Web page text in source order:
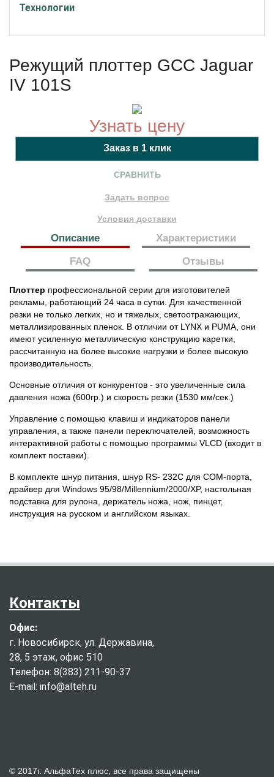
Технологии
Режущий плоттер GCC Jaguar
IV 101S
Узнать цену
СРАВНИТЬ
Задать вопрос
Условия доставки
Описание
Характеристики
FAQ
Отзывы
Плоттер профессиональной серии для изготовителей
рекламы, работающий 24 часа в сутки. Для качественной
резки не только легких, но и тяжелых, светоотражающих,
металлизированных пленок. В отличии от LYNX и PUMA, они
имеют усиленную металлическую конструкцию каретки,
рассчитанную на более высокие нагрузки и более высокую
производительность.
Основные отличия от конкурентов - это увеличенные сила
давления ножа (600гр.) и скорость резки (1530 мм/сек.)
Управление с помощью клавиш и индикаторов панели
управления, а также панели переключателей, возможность
интерактивной работы с помощью программы VLCD (входит в
комплект поставки).
В комплекте шнур питания, шнур RS- 232C для COM-порта,
драйвер для Windows 95/98/Millennium/2000/XP, настольная
подставка для рулона, держатель ножа, нож, пинцет,
инструкция на русском и английском языках.
Контакты
Офис:
г. Новосибирск, ул. Державина,
28, 5 этаж, офис 510
Телефон: 8(383) 211-90-37
E-mail: info@alteh.ru
© 2017г. АльфаТех плюс, все права защищены